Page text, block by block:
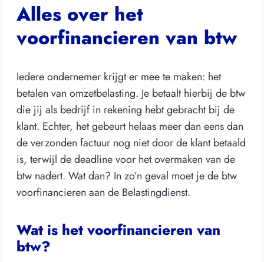
Alles over het
voorfinancieren van btw
Iedere ondernemer krijgt er mee te maken: het
betalen van omzetbelasting. Je betaalt hierbij de btw
die jij als bedrijf in rekening hebt gebracht bij de
klant. Echter, het gebeurt helaas meer dan eens dan
de verzonden factuur nog niet door de klant betaald
is, terwijl de deadline voor het overmaken van de
btw nadert. Wat dan? In zo’n geval moet je de btw
voorfinancieren aan de Belastingdienst.
Wat is het voorfinancieren van
btw?